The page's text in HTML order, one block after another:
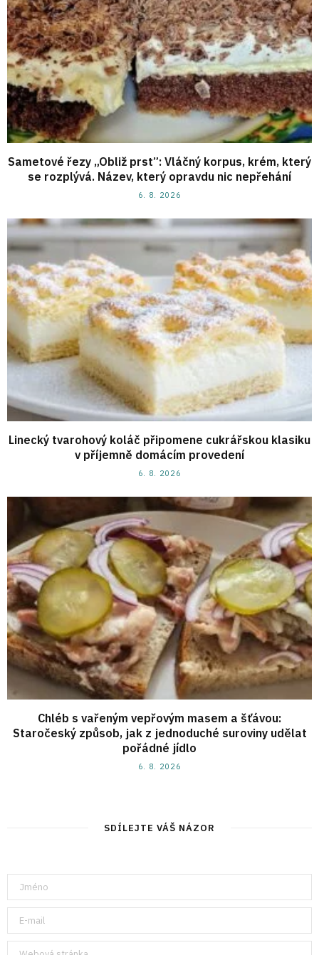
Sametové řezy „Obliž prst”: Vláčný korpus, krém, který
se rozplývá. Název, který opravdu nic nepřehání
6. 8. 2026
Linecký tvarohový koláč připomene cukrářskou klasiku
v příjemně domácím provedení
6. 8. 2026
Chléb s vařeným vepřovým masem a šťávou:
Staročeský způsob, jak z jednoduché suroviny udělat
pořádné jídlo
6. 8. 2026
SDÍLEJTE VÁŠ NÁZOR